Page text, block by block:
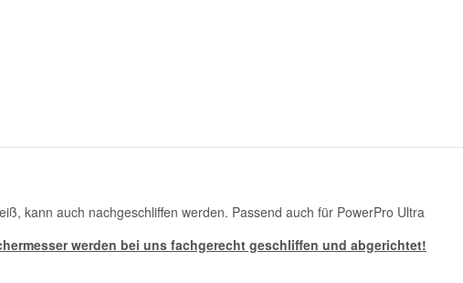
kann auch nachgeschliffen werden. Passend auch für PowerPro Ultra
werden bei uns fachgerecht geschliffen und abgerichtet!